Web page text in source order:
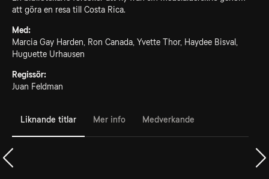
att göra en resa till Costa Rica.
Med:
Marcia Gay Harden, Ron Canada, Yvette Thor, Haydee Bisval,
Huguette Urhausen
Regissör:
Juan Feldman
Liknande titlar Mer info Medverkande